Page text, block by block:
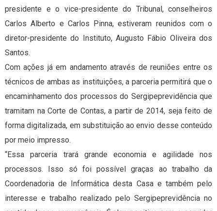
presidente e o vice-presidente do Tribunal, conselheiros
Carlos Alberto e Carlos Pinna, estiveram reunidos com o
diretor-presidente do Instituto, Augusto Fábio Oliveira dos
Santos.
Com ações já em andamento através de reuniões entre os
técnicos de ambas as instituições, a parceria permitirá que o
encaminhamento dos processos do Sergipeprevidência que
tramitam na Corte de Contas, a partir de 2014, seja feito de
forma digitalizada, em substituição ao envio desse conteúdo
por meio impresso.
“Essa parceria trará grande economia e agilidade nos
processos. Isso só foi possível graças ao trabalho da
Coordenadoria de Informática desta Casa e também pelo
interesse e trabalho realizado pelo Sergipeprevidência no